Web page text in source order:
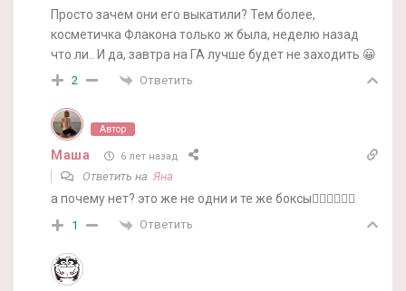
Просто зачем они его выкатили? Тем более,
косметичка Флакона только ж была, неделю назад
что ли.. И да, завтра на ГА лучше будет не заходить 😀
2 Ответить
Автор
Маша 6 лет назад
Ответить на Яна
а почему нет? это же не одни и те же боксы🤷‍♀️🤷‍♀️🤷‍♀️
1 Ответить